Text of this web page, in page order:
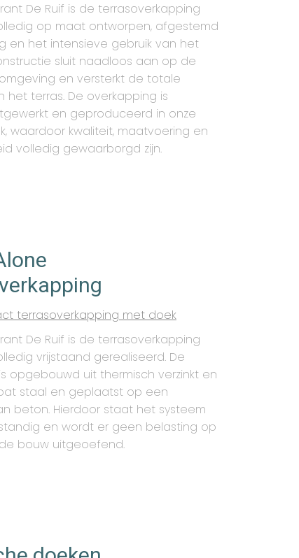
De Ruif is de terrasoverkapping
op maat ontworpen, afgestemd
en het intensieve gebruik van het
sluit naadloos aan op de
en versterkt de totale
het terras. De overkapping is
en geproduceerd in onze
waardoor kwaliteit, maatvoering en
volledig gewaarborgd zijn.
terrasoverkapping met doek
De Ruif is de terrasoverkapping
vrijstaand gerealiseerd. De
opgebouwd uit thermisch verzinkt en
staal en geplaatst op een
beton. Hierdoor staat het systeem
en wordt er geen belasting op
bouw uitgeoefend.